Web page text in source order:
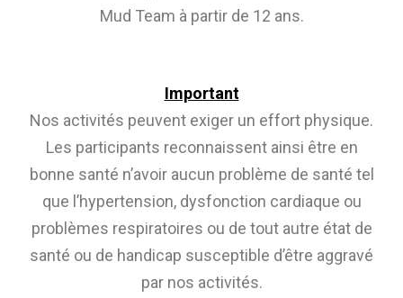
Mud Team à partir de 12 ans.
Important
Nos activités peuvent exiger un effort physique.
Les participants reconnaissent ainsi être en
bonne santé n’avoir aucun problème de santé tel
que l’hypertension, dysfonction cardiaque ou
problèmes respiratoires ou de tout autre état de
santé ou de handicap susceptible d’être aggravé
par nos activités.